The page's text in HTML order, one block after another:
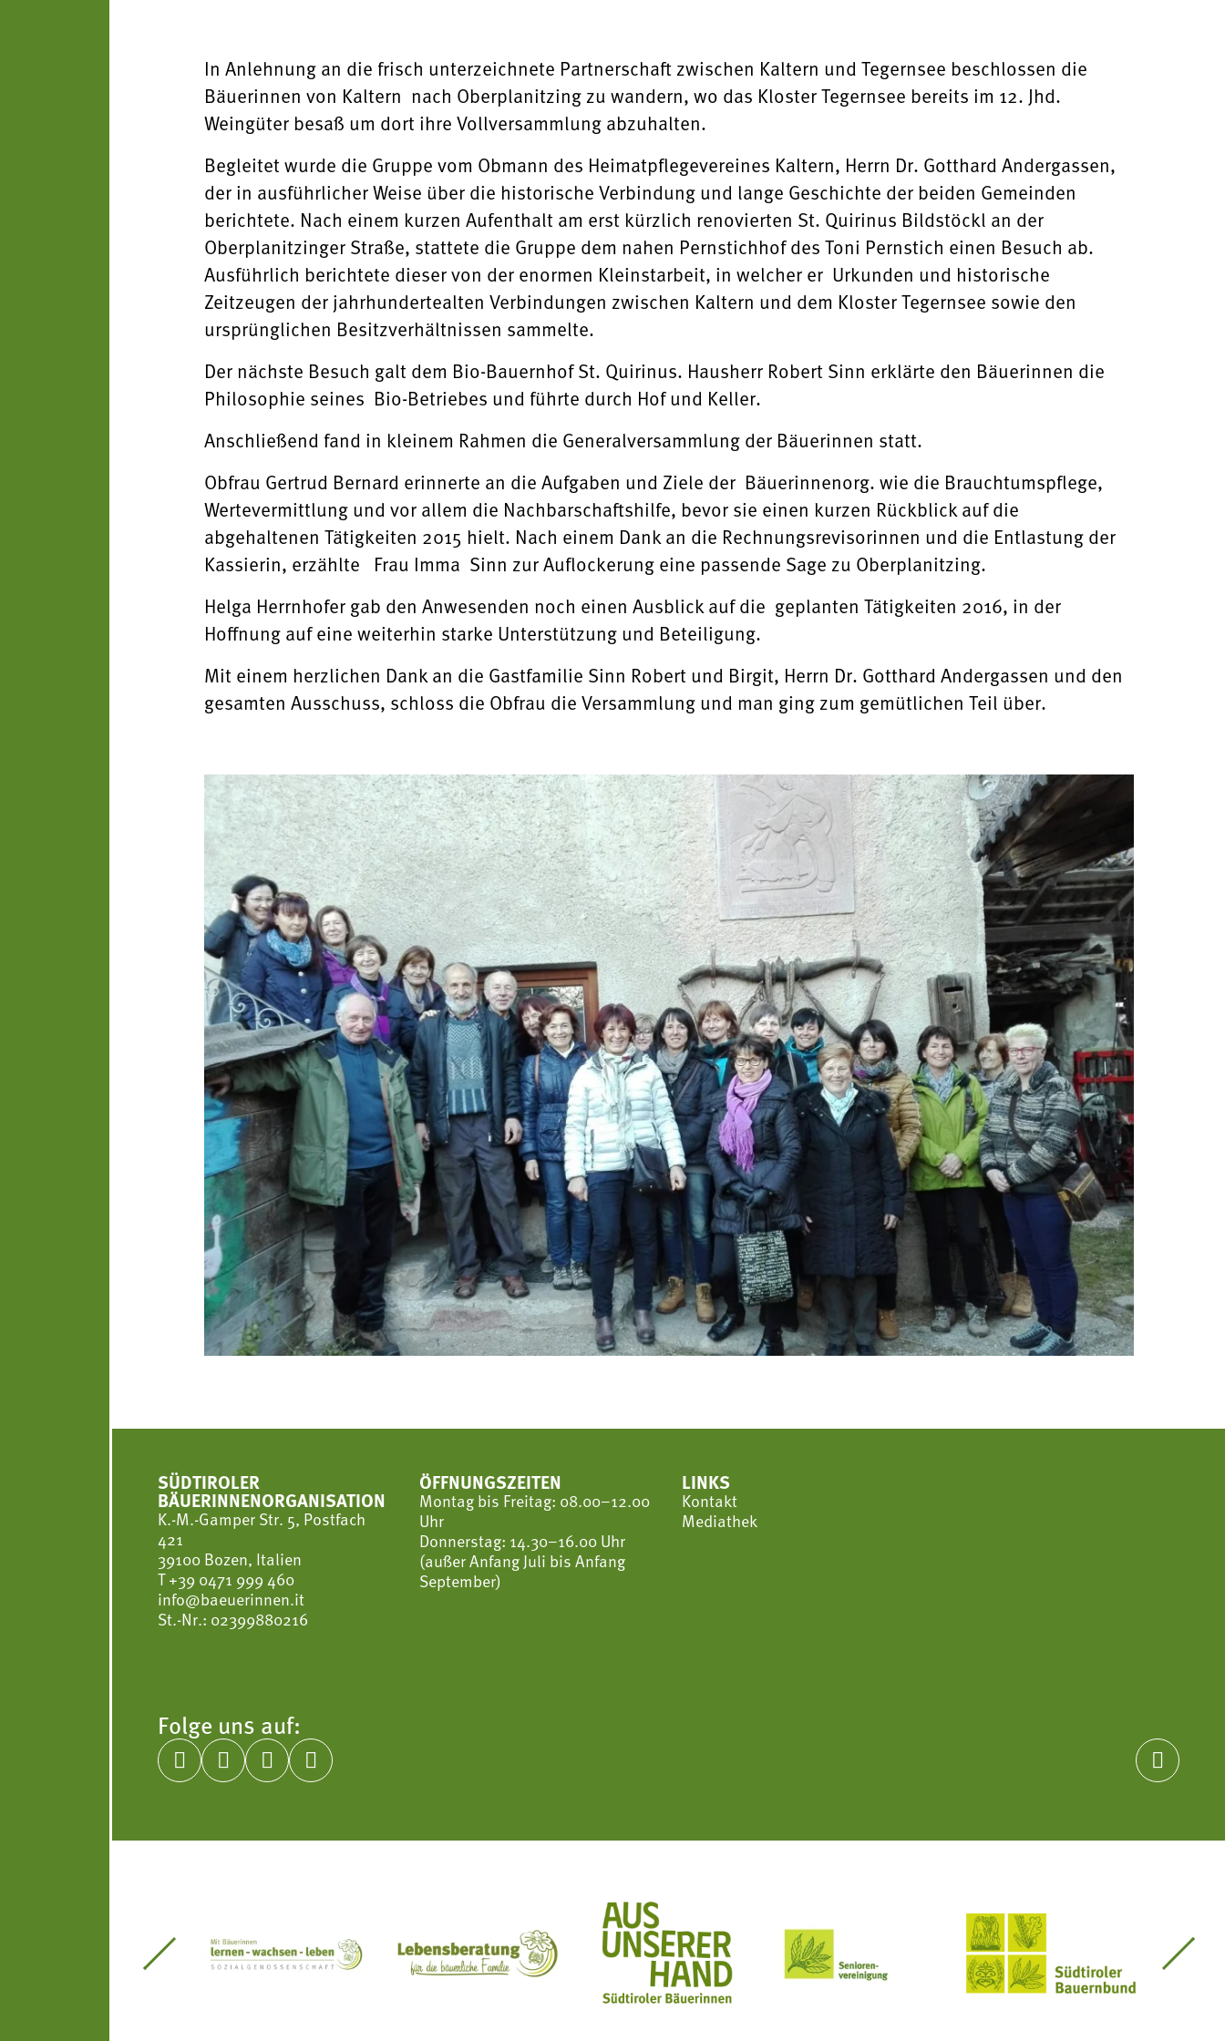
In Anlehnung an die frisch unterzeichnete Partnerschaft zwischen Kaltern und Tegernsee beschlossen die
Bäuerinnen von Kaltern nach Oberplanitzing zu wandern, wo das Kloster Tegernsee bereits im 12. Jhd.
Weingüter besaß um dort ihre Vollversammlung abzuhalten.
Begleitet wurde die Gruppe vom Obmann des Heimatpflegevereines Kaltern, Herrn Dr. Gotthard Andergassen,
der in ausführlicher Weise über die historische Verbindung und lange Geschichte der beiden Gemeinden
berichtete. Nach einem kurzen Aufenthalt am erst kürzlich renovierten St. Quirinus Bildstöckl an der
Oberplanitzinger Straße, stattete die Gruppe dem nahen Pernstichhof des Toni Pernstich einen Besuch ab.
Ausführlich berichtete dieser von der enormen Kleinstarbeit, in welcher er Urkunden und historische
Zeitzeugen der jahrhundertealten Verbindungen zwischen Kaltern und dem Kloster Tegernsee sowie den
ursprünglichen Besitzverhältnissen sammelte.
Der nächste Besuch galt dem Bio-Bauernhof St. Quirinus. Hausherr Robert Sinn erklärte den Bäuerinnen die
Philosophie seines Bio-Betriebes und führte durch Hof und Keller.
Anschließend fand in kleinem Rahmen die Generalversammlung der Bäuerinnen statt.
Obfrau Gertrud Bernard erinnerte an die Aufgaben und Ziele der Bäuerinnenorg. wie die Brauchtumspflege,
Wertevermittlung und vor allem die Nachbarschaftshilfe, bevor sie einen kurzen Rückblick auf die
abgehaltenen Tätigkeiten 2015 hielt. Nach einem Dank an die Rechnungsrevisorinnen und die Entlastung der
Kassierin, erzählte Frau Imma Sinn zur Auflockerung eine passende Sage zu Oberplanitzing.
Helga Herrnhofer gab den Anwesenden noch einen Ausblick auf die geplanten Tätigkeiten 2016, in der
Hoffnung auf eine weiterhin starke Unterstützung und Beteiligung.
Mit einem herzlichen Dank an die Gastfamilie Sinn Robert und Birgit, Herrn Dr. Gotthard Andergassen und den
gesamten Ausschuss, schloss die Obfrau die Versammlung und man ging zum gemütlichen Teil über.
SÜDTIROLER
BÄUERINNENORGANISATION
K.-M.-Gamper Str. 5, Postfach
421
39100 Bozen, Italien
T+39 0471 999 460
info@baeuerinnen.it
St.-Nr.: 02399880216
ÖFFNUNGSZEITEN
Montag bis Freitag: 08.00–12.00
Uhr
Donnerstag: 14.30–16.00 Uhr
(außer Anfang Juli bis Anfang
September)
LINKS
Kontakt
Mediathek
Folge uns auf:
    
Südtiroler Gärtnervereinigung Sozialgenossenschaft Mit Bäuerinnen lernen - wachsen - leben
Lebensberatung für die bäuerliche Familie
Aus unserer Hand Seniorenvereinigung im SBB Südtiroler Bauernbund